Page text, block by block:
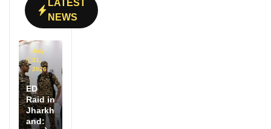
LATEST
NEWS
July
31,
2026
ED
Raid in
Jharkh
and: